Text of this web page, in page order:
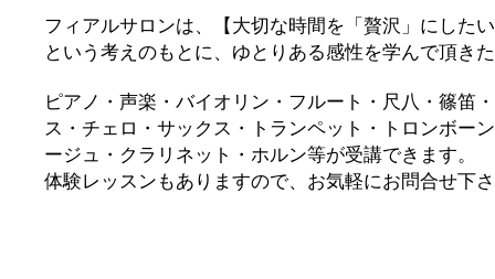
フィアルサロンは、【大切な時間を「贅沢」にした
という考えのもとに、ゆとりある感性を学んで頂き
ピアノ・声楽・バイオリン・フルート・尺八・篠笛
ス・チェロ・サックス・トランペット・トロンボー
ージュ・クラリネット・ホルン等が受講できます。
体験レッスンもありますので、お気軽にお問合せ下